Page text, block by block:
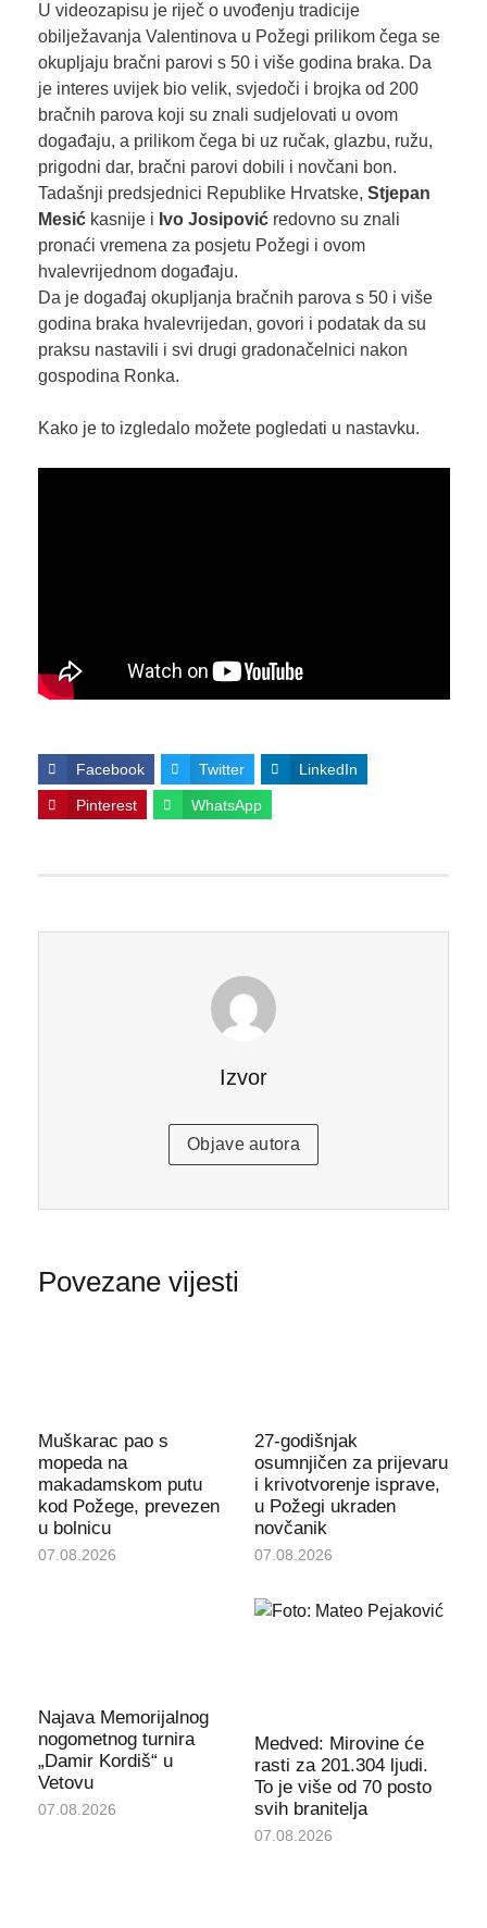
U videozapisu je riječ o uvođenju tradicije
obilježavanja Valentinova u Požegi prilikom čega se
okupljaju bračni parovi s 50 i više godina braka. Da
je interes uvijek bio velik, svjedoči i brojka od 200
bračnih parova koji su znali sudjelovati u ovom
događaju, a prilikom čega bi uz ručak, glazbu, ružu,
prigodni dar, bračni parovi dobili i novčani bon.
Tadašnji predsjednici Republike Hrvatske, Stjepan
Mesićkasnije i Ivo Josipovićredovno su znali
pronaći vremena za posjetu Požegi i ovom
hvalevrijednom događaju.
Da je događaj okupljanja bračnih parova s 50 i više
godina braka hvalevrijedan, govori i podatak da su
praksu nastavili i svi drugi gradonačelnici nakon
gospodina Ronka.
Kako je to izgledalo možete pogledati u nastavku.
Facebook Twitter LinkedIn
Pinterest WhatsApp
Izvor
Objave autora
Povezane vijesti
Muškarac pao s
mopeda na
makadamskom putu
kod Požege, prevezen
u bolnicu
07.08.2026
27-godišnjak
osumnjičen za prijevaru
i krivotvorenje isprave,
u Požegi ukraden
novčanik
07.08.2026
Najava Memorijalnog
nogometnog turnira
„Damir Kordiš“ u
Vetovu
07.08.2026
Medved: Mirovine će
rasti za 201.304 ljudi.
To je više od 70 posto
svih branitelja
07.08.2026